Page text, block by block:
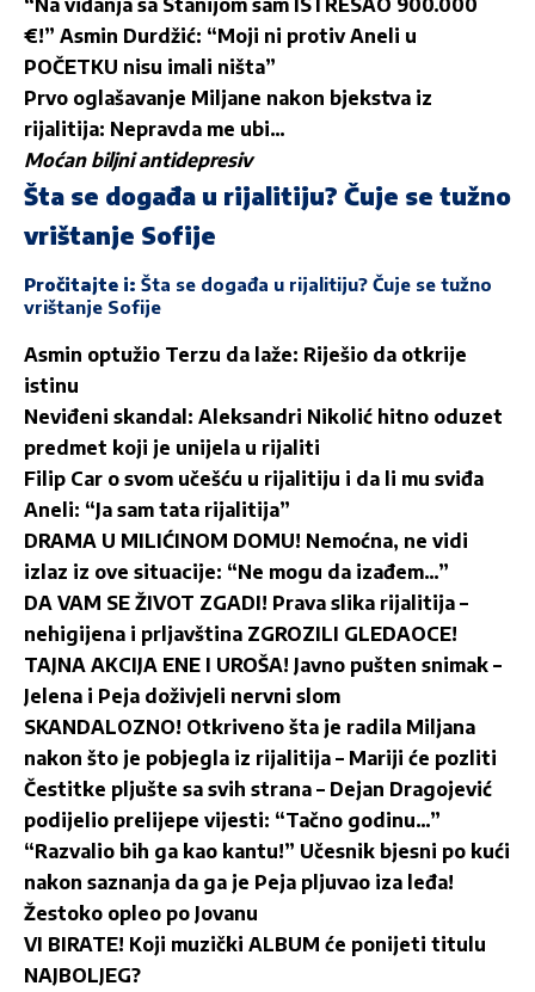
“Na viđanja sa Stanijom sam ISTRESAO 900.000
€!” Asmin Durdžić: “Moji ni protiv Aneli u
POČETKU nisu imali ništa”
Prvo oglašavanje Miljane nakon bjekstva iz
rijalitija: Nepravda me ubi…
Moćan biljni antidepresiv
Šta se događa u rijalitiju? Čuje se tužno
vrištanje Sofije
Pročitajte i: Šta se događa u rijalitiju? Čuje se tužno
vrištanje Sofije
Asmin optužio Terzu da laže: Riješio da otkrije
istinu
Neviđeni skandal: Aleksandri Nikolić hitno oduzet
predmet koji je unijela u rijaliti
Filip Car o svom učešću u rijalitiju i da li mu sviđa
Aneli: “Ja sam tata rijalitija”
DRAMA U MILIĆINOM DOMU! Nemoćna, ne vidi
izlaz iz ove situacije: “Ne mogu da izađem…”
DA VAM SE ŽIVOT ZGADI! Prava slika rijalitija –
nehigijena i prljavština ZGROZILI GLEDAOCE!
TAJNA AKCIJA ENE I UROŠA! Javno pušten snimak –
Jelena i Peja doživjeli nervni slom
SKANDALOZNO! Otkriveno šta je radila Miljana
nakon što je pobjegla iz rijalitija – Mariji će pozliti
Čestitke pljušte sa svih strana – Dejan Dragojević
podijelio prelijepe vijesti: “Tačno godinu…”
“Razvalio bih ga kao kantu!” Učesnik bjesni po kući
nakon saznanja da ga je Peja pljuvao iza leđa!
Žestoko opleo po Jovanu
VI BIRATE! Koji muzički ALBUM će ponijeti titulu
NAJBOLJEG?